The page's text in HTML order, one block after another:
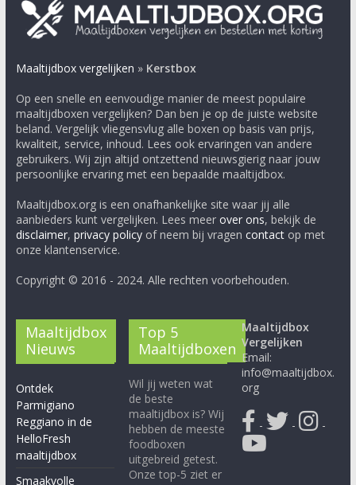
Maaltijdbox vergelijken » Kerstbox
Op een snelle en eenvoudige manier de meest populaire
maaltijdboxen vergelijken? Dan ben je op de juiste website
beland. Vergelijk vliegensvlug alle boxen op basis van prijs,
kwaliteit, service, inhoud. Lees ook ervaringen van andere
gebruikers. Wij zijn altijd ontzettend nieuwsgierig naar jouw
persoonlijke ervaring met een bepaalde maaltijdbox.
Maaltijdbox.org is een onafhankelijke site waar jij alle
aanbieders kunt vergelijken. Lees meer over ons, bekijk de
disclaimer, privacy policyof neem bij vragen contactop met
onze klantenservice.
Copyright © 2016 - 2024. Alle rechten voorbehouden.
Maaltijdbox
Nieuws
Ontdek
Parmigiano
Reggiano in de
HelloFresh
maaltijdbox
Smaakvolle
Top 5
Maaltijdboxen
Wil jij weten wat
de beste
maaltijdbox is? Wij
hebben de meeste
foodboxen
uitgebreid getest.
Onze top-5 ziet er
Maaltijdbox
Vergelijken
Email:
info@maaltijdbox.
org
- - -